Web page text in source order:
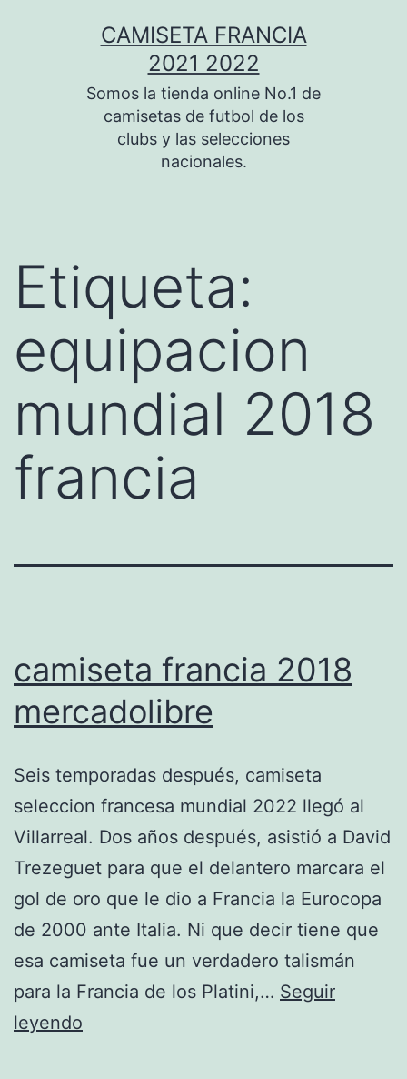
CAMISETA FRANCIA
2021 2022
Somos la tienda online No.1 de
camisetas de futbol de los
clubs y las selecciones
nacionales.
Etiqueta:
equipacion
mundial 2018
francia
camiseta francia 2018
mercadolibre
Seis temporadas después, camiseta
seleccion francesa mundial 2022 llegó al
Villarreal. Dos años después, asistió a David
Trezeguet para que el delantero marcara el
gol de oro que le dio a Francia la Eurocopa
de 2000 ante Italia. Ni que decir tiene que
esa camiseta fue un verdadero talismán
para la Francia de los Platini,… Seguir
leyendo